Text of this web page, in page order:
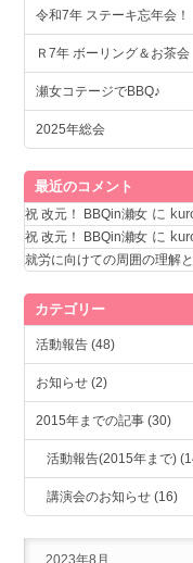
令和7年 ステーキ忘年会！
Ｒ7年 ボーリング＆お茶会
瀬女コテージでBBQ♪
2025年総会
最近のコメント
祝 改元！ BBQin瀬女 に
祝 改元！ BBQin瀬女 に
就労に向けての周囲の理解
カテゴリー
活動報告 (48)
お知らせ (2)
2015年までの記事 (30)
活動報告(2015年まで)
講演会のお知らせ (16)
2023年8月